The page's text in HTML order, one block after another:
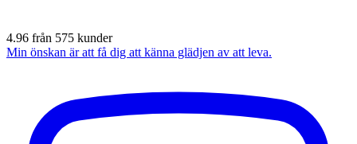
4.96 från 575 kunder
Min önskan är att få dig att känna glädjen av att leva.